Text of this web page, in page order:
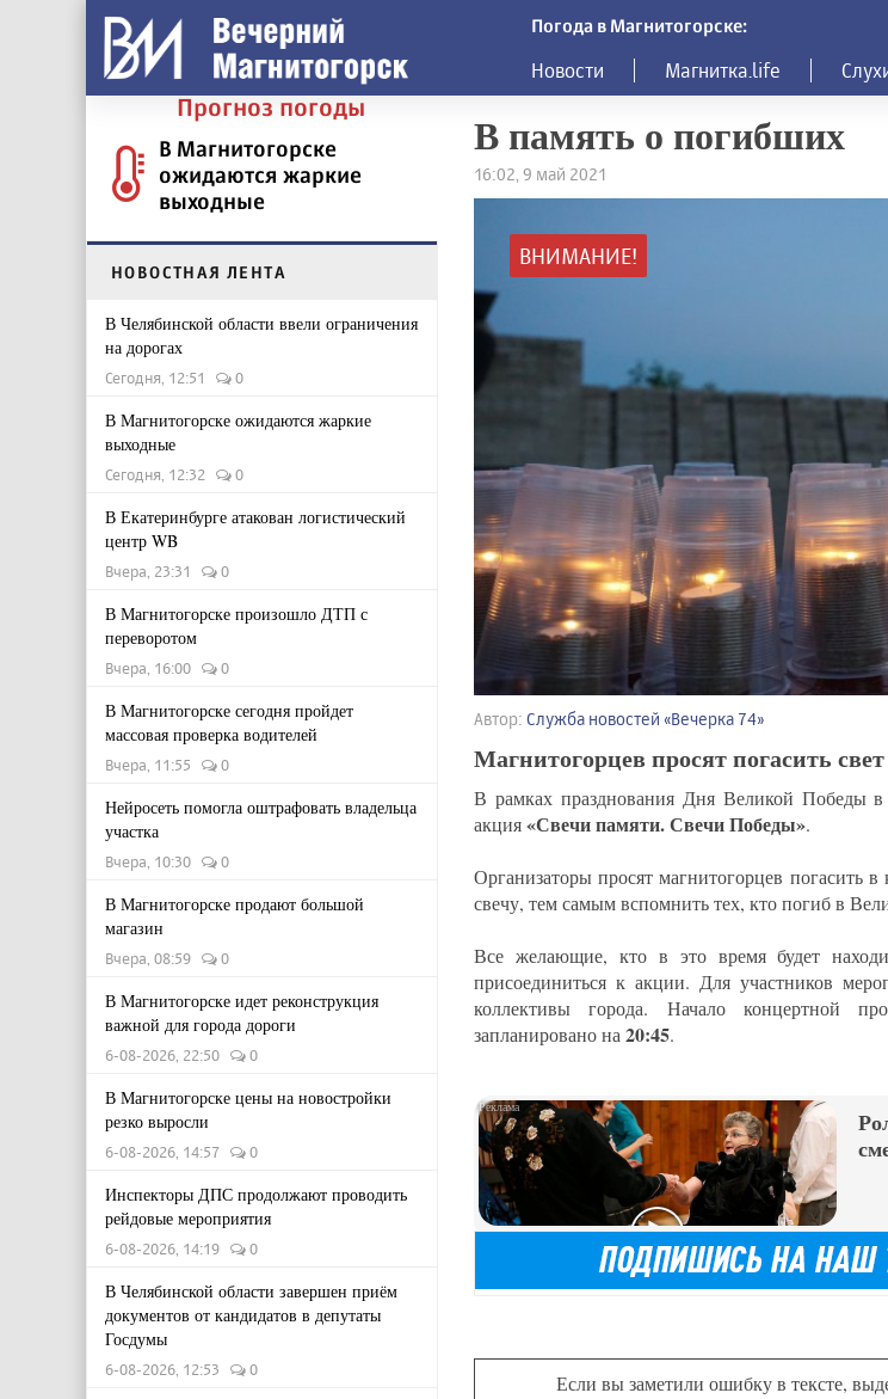
Погода в Магнитогорске:
Новости Магнитка.life
Прогноз погоды
В Магнитогорске
ожидаются жаркие
выходные
НОВОСТНАЯ ЛЕНТА
В Челябинской области ввели ограничения
на дорогах
Сегодня, 12:51 0
В Магнитогорске ожидаются жаркие
выходные
Сегодня, 12:32 0
В Екатеринбурге атакован логистический
центр WB
Вчера, 23:31 0
В Магнитогорске произошло ДТП с
переворотом
Вчера, 16:00 0
В Магнитогорске сегодня пройдет
массовая проверка водителей
Вчера, 11:55 0
Нейросеть помогла оштрафовать владельца
участка
Вчера, 10:30 0
В Магнитогорске продают большой
магазин
Вчера, 08:59 0
В Магнитогорске идет реконструкция
важной для города дороги
6-08-2026, 22:50 0
В Магнитогорске цены на новостройки
резко выросли
6-08-2026, 14:57 0
Инспекторы ДПС продолжают проводить
рейдовые мероприятия
6-08-2026, 14:19 0
В Челябинской области завершен приём
документов от кандидатов в депутаты
Госдумы
6-08-2026, 12:53 0
В память о погибших
16:02, 9 май 2021
ВНИМАНИЕ!
Автор: Служба новостей «Вечерка 74»
Магнитогорцев просят погасить
В рамках празднования Дня Великой Победы
акция«Свечи памяти. Свечи Победы».
Организаторы просят магнитогорцев погасить
свечу, тем самым вспомнить тех, кто погиб в
Все желающие, кто в это время будет
присоединиться к акции. Для участников
коллективы города. Начало концертной
запланировано на 20:45.
Если вы заметили ошибку в тексте,